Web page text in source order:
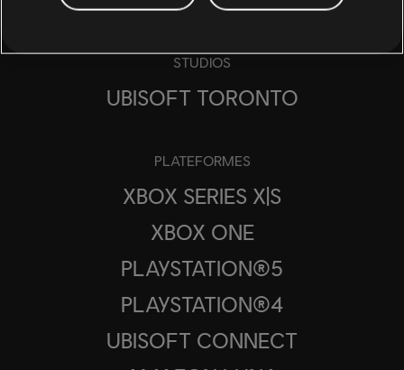
STUDIOS
UBISOFT TORONTO
PLATEFORMES
XBOX SERIES X|S
XBOX ONE
PLAYSTATION®5
PLAYSTATION®4
UBISOFT CONNECT